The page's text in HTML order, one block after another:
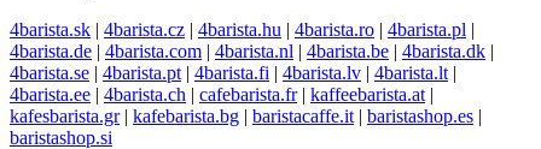
4barista.sk | 4barista.cz | 4barista.hu | 4barista.ro | 4barista.pl |
4barista.de | 4barista.com | 4barista.nl | 4barista.be | 4barista.dk |
4barista.se | 4barista.pt | 4barista.fi | 4barista.lv | 4barista.lt |
4barista.ee | 4barista.ch | cafebarista.fr| kaffeebarista.at |
kafesbarista.gr| kafebarista.bg | baristacaffe.it | baristashop.es |
baristashop.si